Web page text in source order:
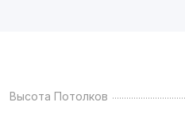
Высота Потолков